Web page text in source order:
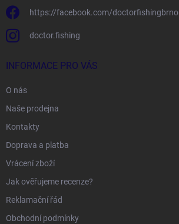
https://facebook.com/doctorfishingbrno
doctor.fishing
INFORMACE PRO VÁS
O nás
Naše prodejna
Kontakty
Doprava a platba
Vrácení zboží
Jak ověřujeme recenze?
Reklamační řád
Obchodní podmínky